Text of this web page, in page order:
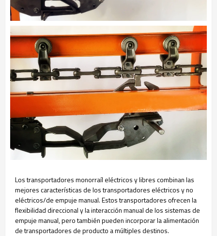
Los transportadores monorraíl eléctricos y libres combinan las
mejores características de los transportadores eléctricos y no
eléctricos/de empuje manual. Estos transportadores ofrecen la
flexibilidad direccional y la interacción manual de los sistemas de
empuje manual, pero también pueden incorporar la alimentación
de transportadores de producto a múltiples destinos.